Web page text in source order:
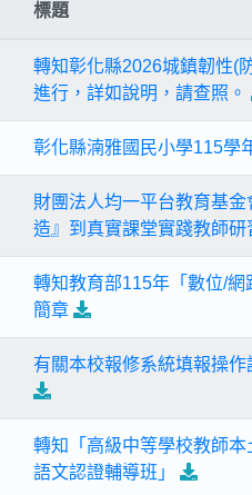
標題
轉知彰化縣2026城鎮韌性(
進行，詳如說明，請查照。
彰化縣湳雅國民小學115學
財團法人均一平台教育基
造』到真實課堂實踐教師
轉知教育部115年「數位/
簡章
有關本校報修系統填報操
轉知「高級中等學校教師
語文認證輔導班」